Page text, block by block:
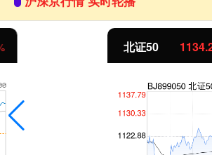
1134.24 11.37